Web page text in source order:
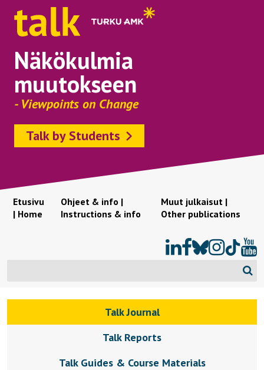
Näkökulmia
muutokseen
- Viewpoints on Change
Talk by Students
Etusivu
| Home
Ohjeet & info |
Instructions & info
Muut julkaisut |
Other publications
Talk Journal
Talk Reports
Talk Guides & Course Materials